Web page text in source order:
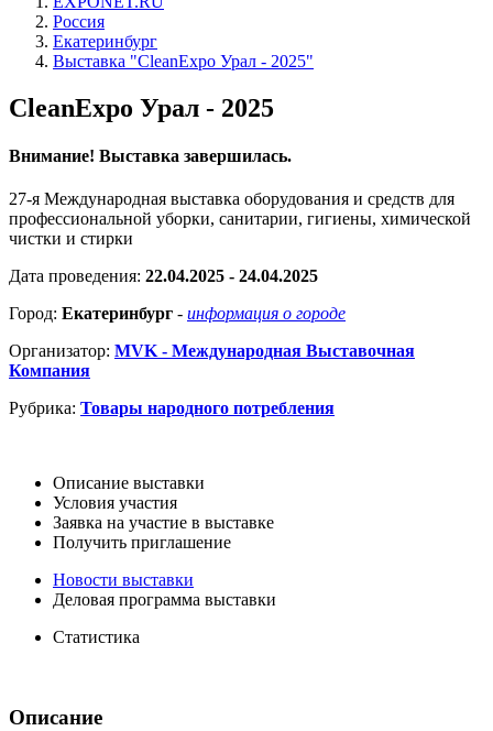
Россия
Екатеринбург
Выставка "CleanExpo Урал - 2025"
CleanExpo Урал - 2025
Внимание! Выставка завершилась.
27-я Международная выставка оборудования и средств для
профессиональной уборки, санитарии, гигиены, химической
чистки и стирки
Дата проведения: 22.04.2025 - 24.04.2025
Город: Екатеринбург - информация о городе
Организатор: MVK - Международная Выставочная
Компания
Рубрика: Товары народного потребления
Описание выставки
Условия участия
Заявка на участие в выставке
Получить приглашение
Новости выставки
Деловая программа выставки
Статистика
Описание